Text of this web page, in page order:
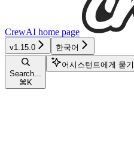
CrewAI home page
v1.15.0 한국어
Search...
⌘ K
어시스턴트에게 묻기